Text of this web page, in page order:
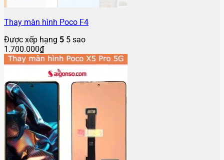
Thay màn hình Poco F4
Được xếp hạng 5 5 sao
1.700.000₫